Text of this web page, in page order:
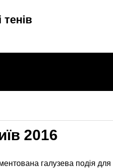
2016
галузева подія